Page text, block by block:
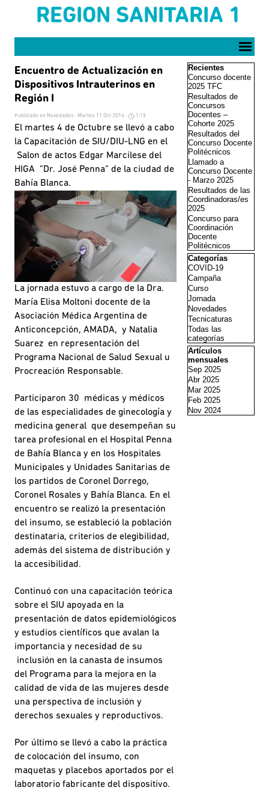
Vaya al Contenido
REGION SANITARIA 1
Encuentro de Actualización en
Dispositivos Intrauterinos en
Región I
Publicado en Novedades · Martes 11 Oct 2016 · 1:15
El martes 4 de Octubre se llevó a cabo
la Capacitación de SIU/DIU-LNG en el
Salon de actos Edgar Marcilese del
HIGA “Dr. José Penna” de la ciudad de
Bahía Blanca.
La jornada estuvo a cargo de la Dra.
María Elisa Moltoni docente de la
Asociación Médica Argentina de
Anticoncepción, AMADA, y Natalia
Suarez en representación del
Programa Nacional de Salud Sexual u
Procreación Responsable.
Participaron 30 médicas y médicos
de las especialidades de ginecología y
medicina general que desempeñan su
tarea profesional en el Hospital Penna
de Bahía Blanca y en los Hospitales
Municipales y Unidades Sanitarias de
los partidos de Coronel Dorrego,
Coronel Rosales y Bahía Blanca. En el
encuentro se realizó la presentación
del insumo, se estableció la población
destinataria, criterios de elegibilidad,
además del sistema de distribución y
la accesibilidad.
Continuó con una capacitación teórica
sobre el SIU apoyada en la
presentación de datos epidemiológicos
y estudios científicos que avalan la
importancia y necesidad de su
inclusión en la canasta de insumos
del Programa para la mejora en la
calidad de vida de las mujeres desde
una perspectiva de inclusión y
derechos sexuales y reproductivos.
Por último se llevó a cabo la práctica
de colocación del insumo, con
maquetas y placebos aportados por el
laboratorio fabricante del dispositivo.
Saltar el bloque
Recientes
Concurso docente
2025 TFC
Resultados de
Concursos
Docentes –
Cohorte 2025
Resultados del
Concurso Docente
Politécnicos
Llamado a
Concurso Docente
- Marzo 2025
Resultados de las
Coordinadoras/es
2025
Concurso para
Coordinación
Docente
Politécnicos
Saltar el bloque
Categorías
COVID-19
Campaña
Curso
Jornada
Novedades
Tecnicaturas
Todas las
categorías
Saltar el bloque
Artículos
mensuales
Sep 2025
Abr 2025
Mar 2025
Feb 2025
Nov 2024